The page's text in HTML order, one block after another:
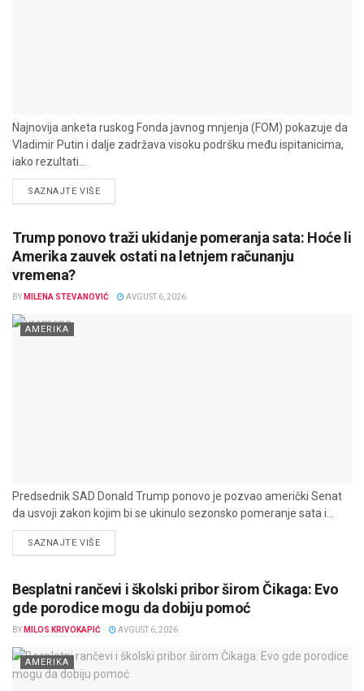
Najnovija anketa ruskog Fonda javnog mnjenja (FOM) pokazuje da
Vladimir Putin i dalje zadržava visoku podršku među ispitanicima,
iako rezultati...
SAZNAJTE VIŠEDETAILS
Trump ponovo traži ukidanje pomeranja sata: Hoće li
Amerika zauvek ostati na letnjem računanju
vremena?
BY MILENA STEVANOVIĆ AVGUST 6, 2026
AMERIKA
Predsednik SAD Donald Trump ponovo je pozvao američki Senat
da usvoji zakon kojim bi se ukinulo sezonsko pomeranje sata i...
SAZNAJTE VIŠEDETAILS
Besplatni rančevi i školski pribor širom Čikaga: Evo
gde porodice mogu da dobiju pomoć
BY MILOS KRIVOKAPIĆ AVGUST 6, 2026
AMERIKA